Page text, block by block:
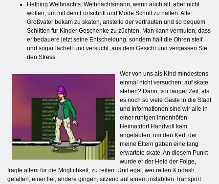
Helping Weihnachts. Weihnachtsmann, wenn auch alt, aber nicht
wollen, um mit dem Fortschritt und Mode Schritt zu halten. Alte
Großvater bekam zu skaten, anstelle der vertrauten und so bequem
Schlitten für Kinder Geschenke zu züchten. Man kann vermuten, dass
er bedauere jetzt seine Entscheidung, sondern hält die Ohren steif
und sogar lächelt und versucht, aus dem Gesicht und vergessen Sie
den Stress.
Wer von uns als Kind mindestens
einmal nicht versuchen, auf skate
stehen? Dann, vor langer Zeit, als
es noch so viele Gäste in die Stadt
und Informationen sind wir alle in
einer ruhigen Innenhöfen
Heimatdorf Handvoll kam
angelaufen, um den Kerl, der
meine Eltern gaben eine lang
erwartete skate. An diesem Punkt
wurde er der Held der Folge,
fragte allem für die Möglichkeit, zu reiten. Und egal, wer reiten & ndash
gefallen; einer fiel, andere gingen, sitzend auf einem instabilen Transport